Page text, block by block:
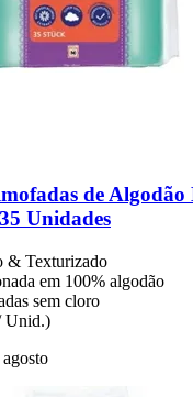
de Algodão
Unidades
& Texturizado
em 100% algodão
sem cloro
Unid.)